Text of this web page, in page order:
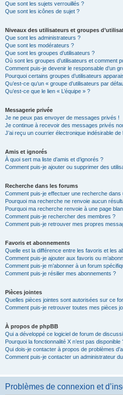
Que sont les sujets verrouillés ?
Que sont les icônes de sujet ?
Niveaux des utilisateurs et groupes
Que sont les administrateurs ?
Que sont les modérateurs ?
Que sont les groupes d’utilisateurs ?
Où sont les groupes d’utilisateurs et comment
Comment puis-je devenir le responsable d’un
Pourquoi certains groupes d’utilisateurs
Qu’est-ce qu’un « groupe d’utilisateurs par
Qu’est-ce que le lien « L’équipe » ?
Messagerie privée
Je ne peux pas envoyer de messages privés !
Je continue à recevoir des messages privés
J’ai reçu un courrier électronique indésirable
Amis et ignorés
À quoi sert ma liste d’amis et d’ignorés ?
Comment puis-je ajouter ou supprimer des
Recherche dans les forums
Comment puis-je effectuer une recherche dans
Pourquoi ma recherche ne renvoie aucun
Pourquoi ma recherche renvoie à une page
Comment puis-je rechercher des membres ?
Comment puis-je retrouver mes propres
Favoris et abonnements
Quelle est la différence entre les favoris et les
Comment puis-je ajouter aux favoris ou
Comment puis-je m’abonner à un forum
Comment puis-je résilier mes abonnements ?
Pièces jointes
Quelles pièces jointes sont autorisées sur ce
Comment puis-je retrouver toutes mes pièces
À propos de phpBB
Qui a développé ce logiciel de forum de
Pourquoi la fonctionnalité X n’est pas disponible
Qui dois-je contacter à propos de problèmes
Comment puis-je contacter un administrateur
Problèmes de connexion et